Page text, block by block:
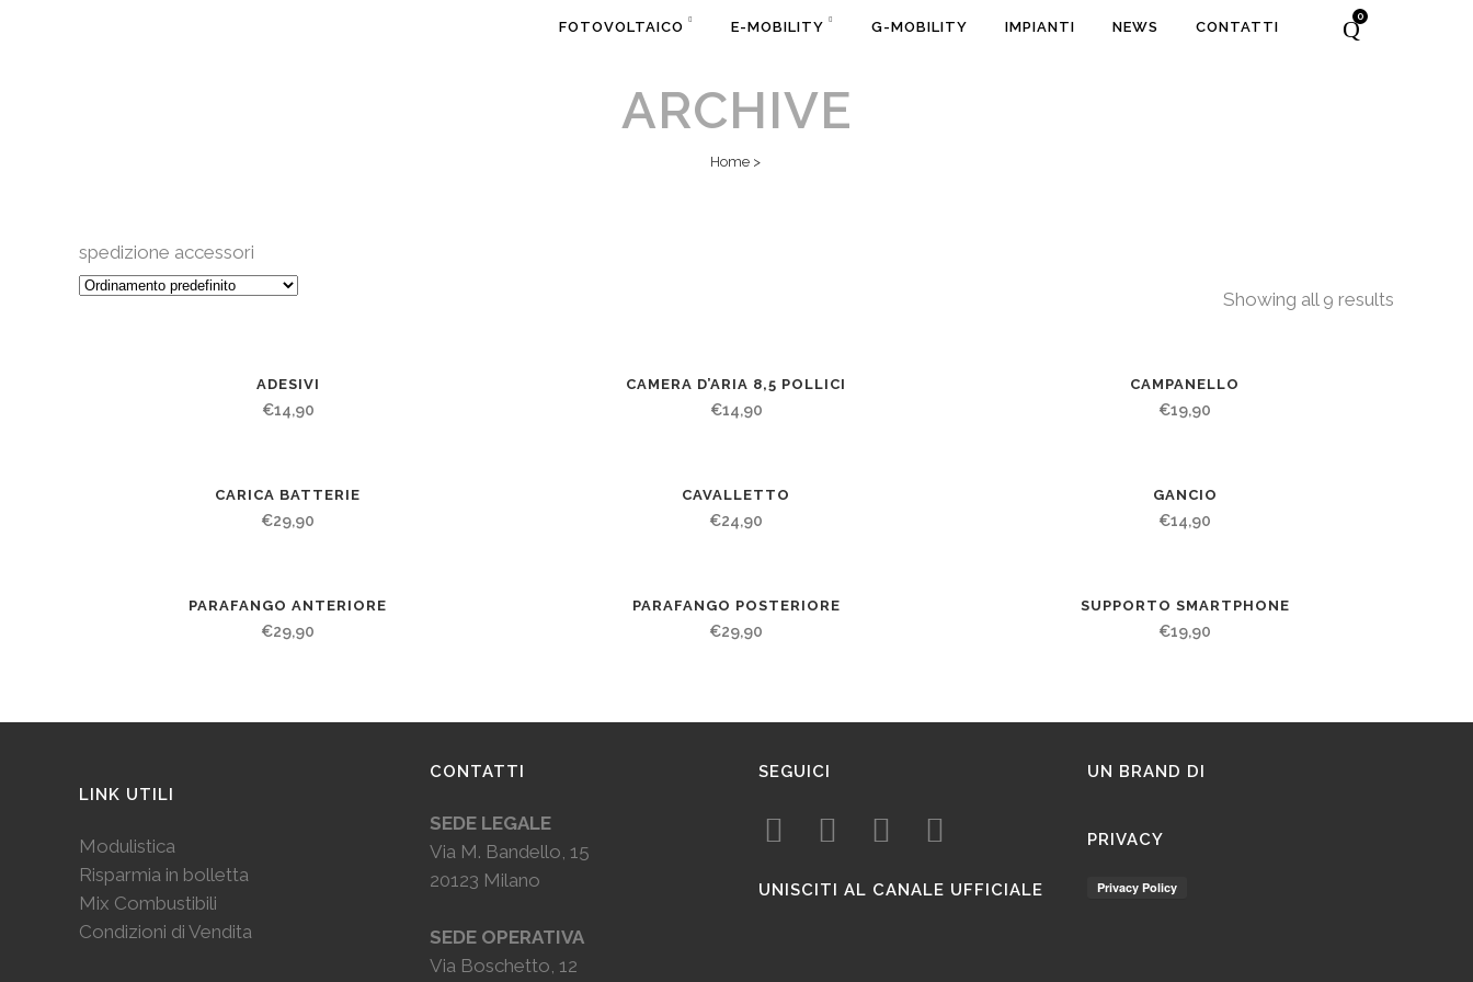
0
FOTOVOLTAICO E-MOBILITY G-MOBILITY IMPIANTI NEWS CONTATTI
ARCHIVE
Home>
spedizione accessori
Showing all 9 results
ADESIVI
€14,90
CAMERA D’ARIA 8,5 POLLICI
€14,90
CAMPANELLO
€19,90
CARICA BATTERIE
€29,90
CAVALLETTO
€24,90
GANCIO
€14,90
PARAFANGO ANTERIORE
€29,90
PARAFANGO POSTERIORE
€29,90
SUPPORTO SMARTPHONE
€19,90
LINK UTILI
Modulistica
Risparmia in bolletta
Mix Combustibili
Condizioni di Vendita
CONTATTI
SEDE LEGALE
Via M. Bandello, 15
20123 Milano
SEDE OPERATIVA
Via Boschetto, 12
SEGUICI
UNISCITI AL CANALE UFFICIALE
UN BRAND DI
PRIVACY